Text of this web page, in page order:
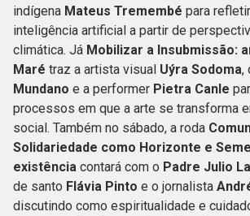
indígena Mateus Tremembé para
inteligência artificial a partir de
climática. Já Mobilizar a Insubmissão:
Maré traz a artista visual Uýra Sodoma,
Mundano e a performer Pietra Canle
processos em que a arte se transforma
social. Também no sábado, a roda
Solidariedade como Horizonte e
existência contará com o Padre Julio
de santo Flávia Pinto e o jornalista
discutindo como espiritualidade e